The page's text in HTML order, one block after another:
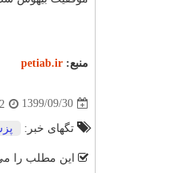
منبع: petiab.ir
1399/09/30
تگهای خبر:
این مطلب را